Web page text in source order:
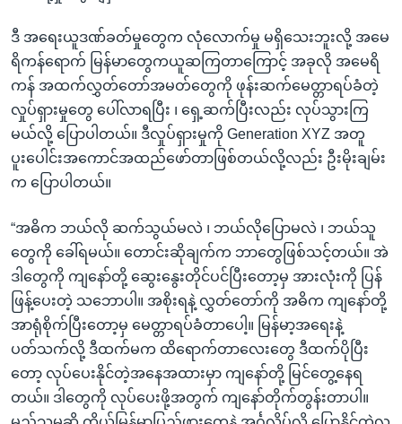
ဒီ အရေးယူဒဏ်ခတ်မှုတွေက လုံလောက်မှု မရှိသေးဘူးလို့ အမေ
ရိကန်ရောက် မြန်မာတွေကယူဆကြတာကြောင့် အခုလို အမေရိ
ကန် အထက်လွှတ်တော်အမတ်တွေကို ဖုန်းဆက်မေတ္တာရပ်ခံတဲ့
လှုပ်ရှားမှုတွေ ပေါ်လာရပြီး ၊ ရှေ့ဆက်ပြီးလည်း လုပ်သွားကြ
မယ်လို့ ပြောပါတယ်။ ဒီလှုပ်ရှားမှုကို Generation XYZ အတူ
ပူးပေါင်းအကောင်အထည်ဖော်တာဖြစ်တယ်လို့လည်း ဦးမိုးချမ်း
က ပြောပါတယ်။
“အဓိက ဘယ်လို ဆက်သွယ်မလဲ ၊ ဘယ်လိုပြောမလဲ ၊ ဘယ်သူ
တွေကို ခေါ်ရမယ်။ တောင်းဆိုချက်က ဘာတွေဖြစ်သင့်တယ်။ အဲ
ဒါတွေကို ကျနော်တို့ ဆွေးနွေးတိုင်ပင်ပြီးတော့မှ အားလုံးကို ပြန်
ဖြန့်ပေးတဲ့ သဘောပါ။ အစိုးရနဲ့ လွှတ်တော်ကို အဓိက ကျနော်တို့
အာရုံစိုက်ပြီးတော့မှ မေတ္တာရပ်ခံတာပေါ့။ မြန်မာ့အရေးနဲ့
ပတ်သက်လို့ ဒီထက်မက ထိရောက်တာလေးတွေ ဒီထက်ပိုပြီး
တော့ လုပ်ပေးနိုင်တဲ့အနေအထားမှာ ကျနော်တို့ မြင်တွေ့နေရ
တယ်။ ဒါတွေကို လုပ်ပေးဖို့အတွက် ကျနော်တိုက်တွန်းတာပါ။